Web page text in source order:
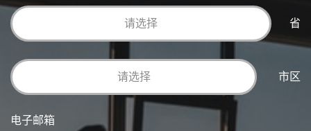
省
市区
电子邮箱